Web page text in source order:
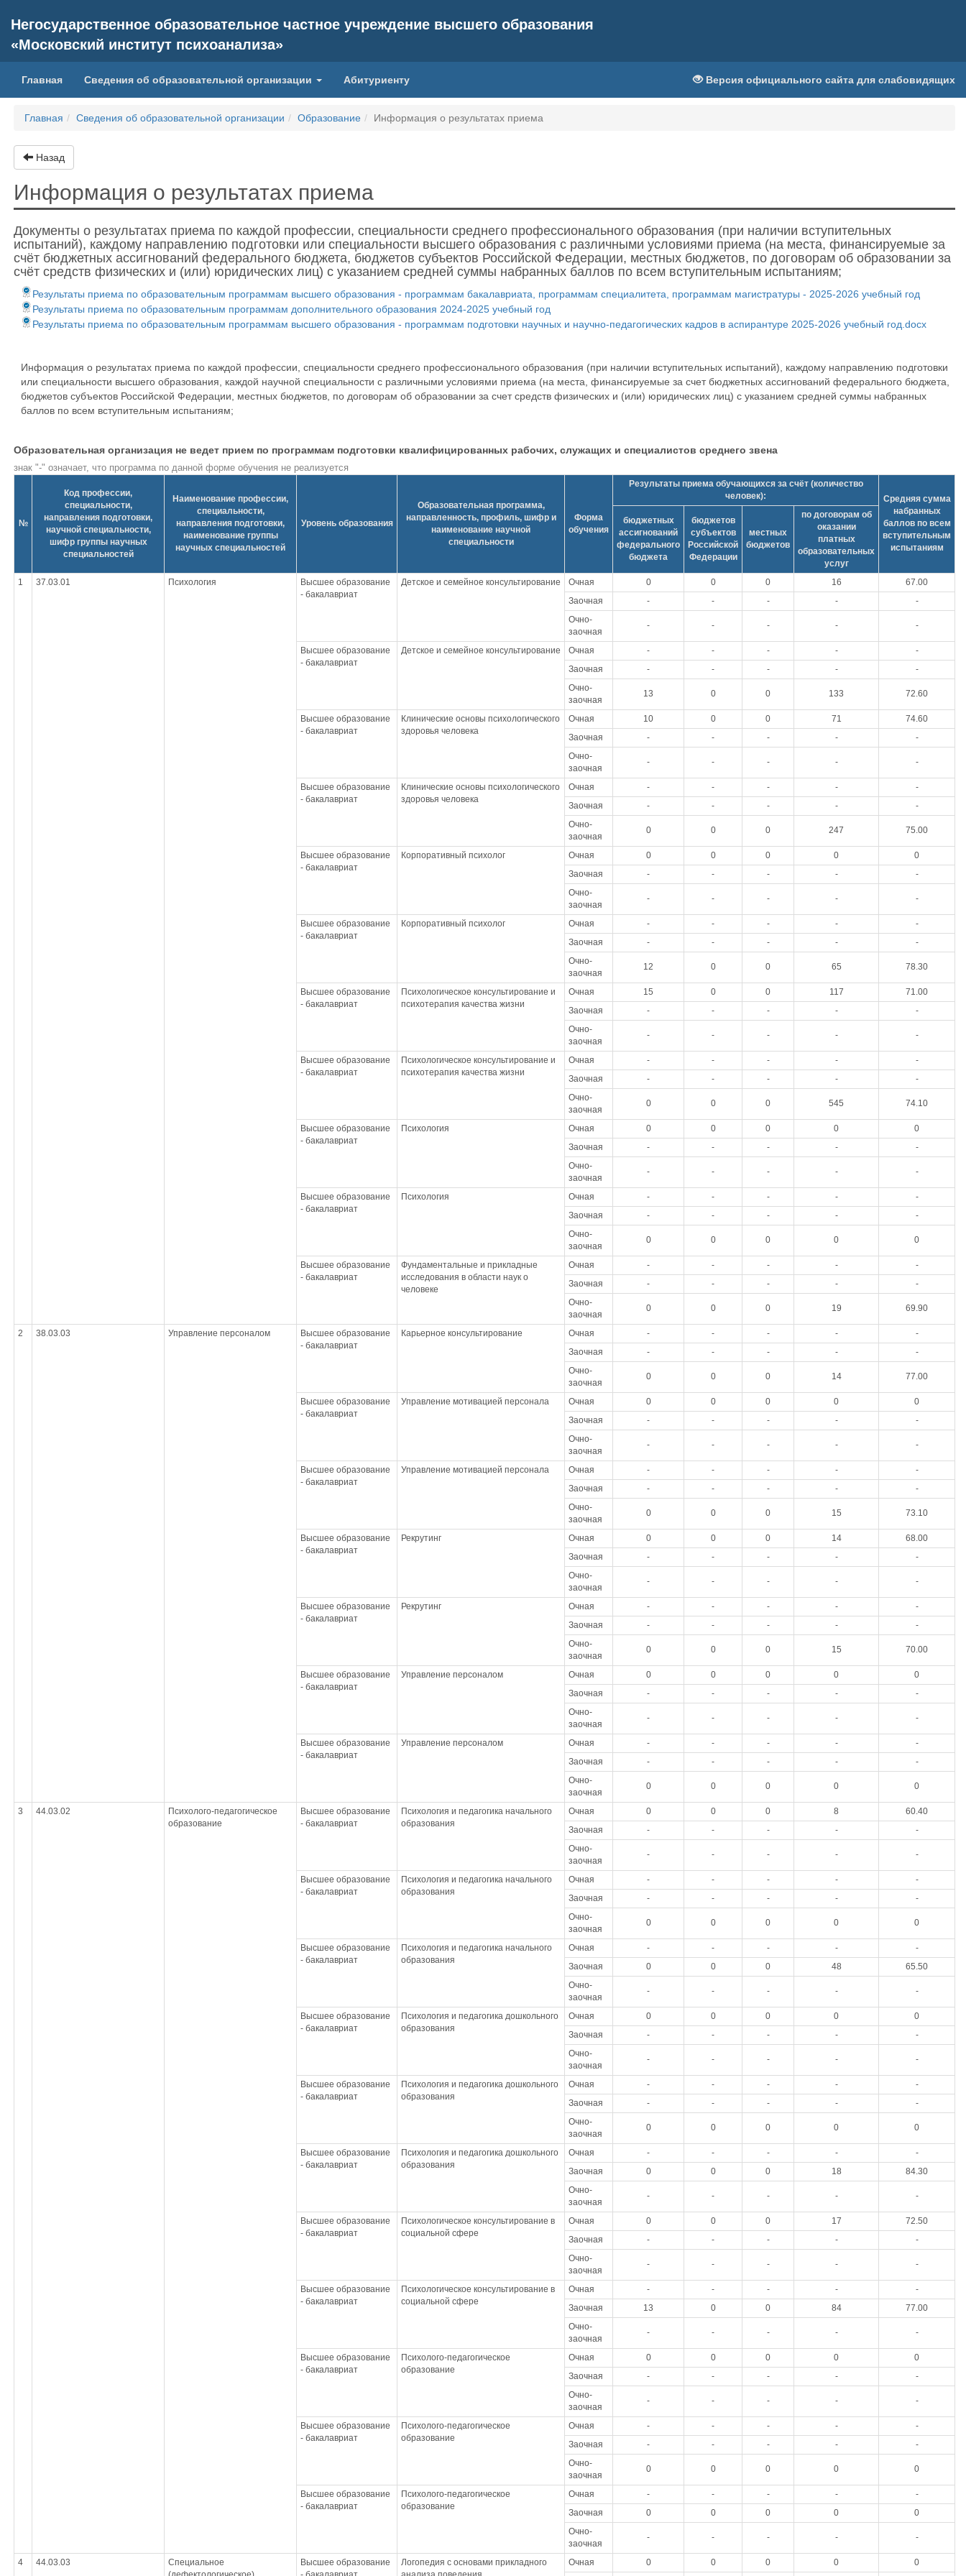
Негосударственное образовательное частное учреждение высшего образования
«Московский институт психоанализа»
Главная(current)Сведения об образовательной организации Абитуриенту Версия официального сайта для слабовидящих
Главная Сведения об образовательной организации Образование Информация о результатах приема
Назад
Информация о результатах приема
Документы о рeзультатах приема по каждой профессии, специальности среднего профессионального образования (при наличии вступительных
испытаний), каждому направлению подготовки или специальности высшего образования с различными условиями приема (на места, финансируемые за
счёт бюджетных ассигнований федерального бюджета, бюджетов субъектов Российской Федерации, местных бюджетов, по договорам об образовании за
счёт средств физических и (или) юридических лиц) с указанием средней суммы набранных баллов по всем вступительным испытаниям;
Результаты приема по образовательным программам высшего образования - программам бакалавриата, программам специалитета, программам магистратуры - 2025-2026 учебный год
Результаты приема по образовательным программам дополнительного образования 2024-2025 учебный год
Результаты приема по образовательным программам высшего образования - программам подготовки научных и научно-педагогических кадров в аспирантуре 2025-2026 учебный год.docx
Информация о результатах приема по каждой профессии, специальности среднего профессионального образования (при наличии вступительных испытаний), каждому направлению подготовки
или специальности высшего образования, каждой научной специальности с различными условиями приема (на места, финансируемые за счет бюджетных ассигнований федерального бюджета,
бюджетов субъектов Российской Федерации, местных бюджетов, по договорам об образовании за счет средств физических и (или) юридических лиц) с указанием средней суммы набранных
баллов по всем вступительным испытаниям;
Образовательная организация не ведет прием по программам подготовки квалифицированных рабочих, служащих и специалистов среднего звена
знак "-" означает, что программа по данной форме обучения не реализуется
№
Код профессии,
специальности,
направления подготовки,
научной специальности,
шифр группы научных
специальностей
Наименование профессии,
специальности,
направления подготовки,
наименование группы
научных специальностей
Уровень образования
Образовательная программа,
направленность, профиль, шифр и
наименование научной
специальности
Форма
обучения
Результаты приема обучающихся за счёт (количество
человек):
Средняя сумма
набранных
баллов по всем
вступительным
испытаниям
бюджетных
ассигнований
федерального
бюджета
бюджетов
субъектов
Российской
Федерации
местных
бюджетов
по договорам об
оказании
платных
образовательных
услуг
1
37.03.01 Психология
Высшее образование
- бакалавриат
Детское и семейное консультирование Очная 0 0 0 16
67.00
Заочная
- - - -
-
Очно-
заочная
- - - - -
Высшее образование
- бакалавриат
Детское и семейное консультирование Очная - - - -
-
Заочная
- - - -
-
Очно-
заочная
13 0 0 133 72.60
Высшее образование
- бакалавриат
Клинические основы психологического
здоровья человека
Очная 10 0 0 71
74.60
Заочная
- - - -
-
Очно-
заочная
- - - - -
Высшее образование
- бакалавриат
Клинические основы психологического
здоровья человека
Очная - - - -
-
Заочная
- - - -
-
Очно-
заочная
0 0 0 247 75.00
Высшее образование
- бакалавриат
Корпоративный психолог Очная 0 0 0 0
0
Заочная
- - - -
-
Очно-
заочная
- - - - -
Высшее образование
- бакалавриат
Корпоративный психолог Очная - - - -
-
Заочная
- - - -
-
Очно-
заочная
12 0 0 65 78.30
Высшее образование
- бакалавриат
Психологическое консультирование и
психотерапия качества жизни
Очная 15 0 0 117
71.00
Заочная
- - - -
-
Очно-
заочная
- - - - -
Высшее образование
- бакалавриат
Психологическое консультирование и
психотерапия качества жизни
Очная - - - -
-
Заочная
- - - -
-
Очно-
заочная
0 0 0 545 74.10
Высшее образование
- бакалавриат
Психология Очная 0 0 0 0
0
Заочная
- - - -
-
Очно-
заочная
- - - - -
Высшее образование
- бакалавриат
Психология Очная - - - -
-
Заочная
- - - -
-
Очно-
заочная
0 0 0 0 0
Высшее образование
- бакалавриат
Фундаментальные и прикладные
исследования в области наук о
человеке
Очная - - - -
-
Заочная
- - - -
-
Очно-
заочная
0 0 0 19 69.90
2 38.03.03 Управление персоналом
Высшее образование
- бакалавриат
Карьерное консультирование Очная - - - -
-
Заочная
- - - -
-
Очно-
заочная
0 0 0 14 77.00
Высшее образование
- бакалавриат
Управление мотивацией персонала Очная 0 0 0 0
0
Заочная
- - - -
-
Очно-
заочная
- - - - -
Высшее образование
- бакалавриат
Управление мотивацией персонала Очная - - - -
-
Заочная
- - - -
-
Очно-
заочная
0 0 0 15 73.10
Высшее образование
- бакалавриат
Рекрутинг Очная 0 0 0 14
68.00
Заочная
- - - -
-
Очно-
заочная
- - - - -
Высшее образование
- бакалавриат
Рекрутинг Очная - - - -
-
Заочная
- - - -
-
Очно-
заочная
0 0 0 15 70.00
Высшее образование
- бакалавриат
Управление персоналом Очная 0 0 0 0
0
Заочная
- - - -
-
Очно-
заочная
- - - - -
Высшее образование
- бакалавриат
Управление персоналом Очная - - - -
-
Заочная
- - - -
-
Очно-
заочная
0 0 0 0 0
3 44.03.02
Психолого-педагогическое
образование
Высшее образование
- бакалавриат
Психология и педагогика начального
образования
Очная 0 0 0 8
60.40
Заочная
- - - -
-
Очно-
заочная
- - - - -
Высшее образование
- бакалавриат
Психология и педагогика начального
образования
Очная - - - -
-
Заочная
- - - -
-
Очно-
заочная
0 0 0 0 0
Высшее образование
- бакалавриат
Психология и педагогика начального
образования
Очная - - - -
-
Заочная
0 0 0 48
65.50
Очно-
заочная
- - - - -
Высшее образование
- бакалавриат
Психология и педагогика дошкольного
образования
Очная 0 0 0 0
0
Заочная
- - - -
-
Очно-
заочная
- - - - -
Высшее образование
- бакалавриат
Психология и педагогика дошкольного
образования
Очная - - - -
-
Заочная
- - - -
-
Очно-
заочная
0 0 0 0 0
Высшее образование
- бакалавриат
Психология и педагогика дошкольного
образования
Очная - - - -
-
Заочная
0 0 0 18
84.30
Очно-
заочная
- - - - -
Высшее образование
- бакалавриат
Психологическое консультирование в
социальной сфере
Очная 0 0 0 17
72.50
Заочная
- - - -
-
Очно-
заочная
- - - - -
Высшее образование
- бакалавриат
Психологическое консультирование в
социальной сфере
Очная - - - -
-
Заочная
13 0 0 84
77.00
Очно-
заочная
- - - - -
Высшее образование
- бакалавриат
Психолого-педагогическое
образование
Очная 0 0 0 0
0
Заочная
- - - -
-
Очно-
заочная
- - - - -
Высшее образование
- бакалавриат
Психолого-педагогическое
образование
Очная - - - -
-
Заочная
- - - -
-
Очно-
заочная
0 0 0 0 0
Высшее образование
- бакалавриат
Психолого-педагогическое
образование
Очная - - - -
-
Заочная
0 0 0 0
0
Очно-
заочная
- - - - -
4 44.03.03
Специальное
Высшее образование
Логопедия с основами прикладного
Очная 0 0 0 0 0